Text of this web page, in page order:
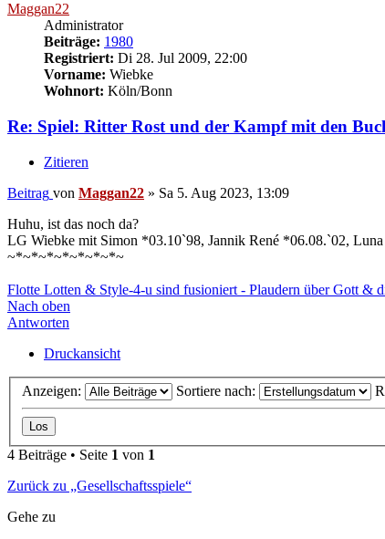
Maggan22
Administrator
Beiträge: 1980
Registriert: Di 28. Jul 2009, 22:00
Vorname: Wiebke
Wohnort: Köln/Bonn
Re: Spiel: Ritter Rost und der Kampf mit den
Zitieren
Beitrag von Maggan22 » Sa 5. Aug 2023, 13:09
Huhu, ist das noch da?
LG Wiebke mit Simon *03.10`98, Jannik René *06.08.`02,
~*~*~*~*~*~*~*~
Flotte Lotten & Style-4-u sind fusioniert - Plaudern über Gott &
Nach oben
Antworten
Druckansicht
Anzeigen: Sortiere nach:
4 Beiträge • Seite 1 von 1
Zurück zu „Gesellschaftsspiele“
Gehe zu